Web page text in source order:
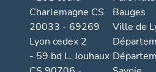
Charlemagne CS
20033 - 69269
Lyon cedex 2
- 59 bd L. Jouhaux
Bauges
Ville de